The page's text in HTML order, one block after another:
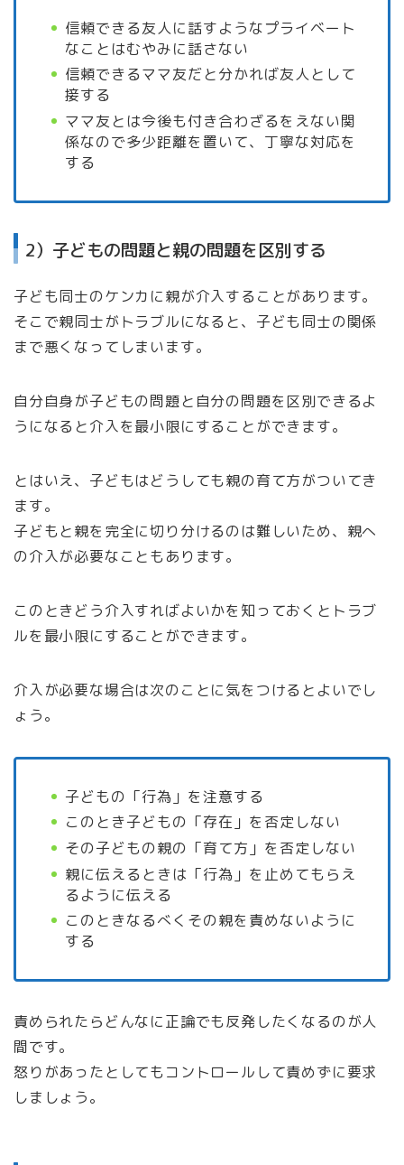
信頼できる友人に話すようなプライベート
なことはむやみに話さない
信頼できるママ友だと分かれば友人として
接する
ママ友とは今後も付き合わざるをえない関
係なので多少距離を置いて、丁寧な対応を
する
2）子どもの問題と親の問題を区別する
子ども同士のケンカに親が介入することがあります。
そこで親同士がトラブルになると、子ども同士の関係
まで悪くなってしまいます。
自分自身が子どもの問題と自分の問題を区別できるよ
うになると介入を最小限にすることができます。
とはいえ、子どもはどうしても親の育て方がついてき
ます。
子どもと親を完全に切り分けるのは難しいため、親へ
の介入が必要なこともあります。
このときどう介入すればよいかを知っておくとトラブ
ルを最小限にすることができます。
介入が必要な場合は次のことに気をつけるとよいでし
ょう。
子どもの「行為」を注意する
このとき子どもの「存在」を否定しない
その子どもの親の「育て方」を否定しない
親に伝えるときは「行為」を止めてもらえ
るように伝える
このときなるべくその親を責めないように
する
責められたらどんなに正論でも反発したくなるのが人
間です。
怒りがあったとしてもコントロールして責めずに要求
しましょう。